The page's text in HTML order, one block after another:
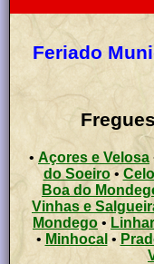
Feriado
• Açores e Velosa
do Soeiro•
Boa do
Vinhas e
Mondego •
• Minhocal •